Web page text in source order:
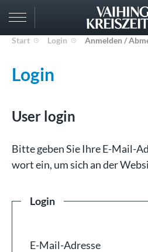
Start Login Anmelden /
Login
User login
Bit­te ge­ben Sie Ih­re E-Mail-
wort ein, um sich an der
Login
E-Mail-Adresse